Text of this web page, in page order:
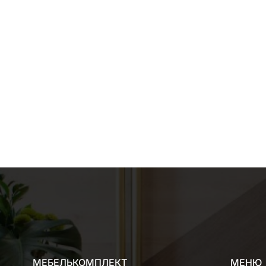
МЕБЕЛЬКОМПЛЕКТ МЕНЮ